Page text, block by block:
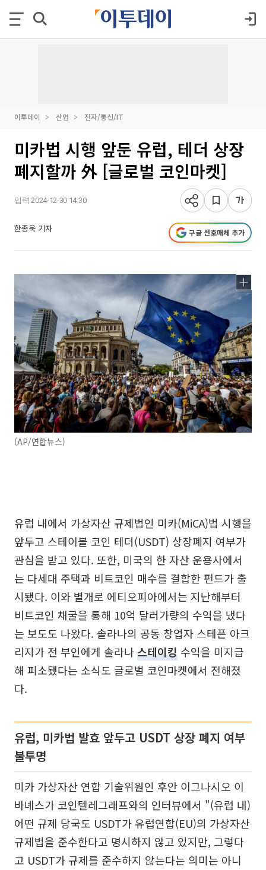
이투데이 산업 전자/통신/IT
미카법 시행 앞둔 유럽, 테더 상장
폐지할까 外 [글로벌 코인마켓]
입력 2024-12-30 14:30
한종욱 기자 구글 선호매체 추가
(AP/연합뉴스)
유럽 내에서 가상자산 규제법인 미카(MiCA)법 시행을
앞두고 스테이블 코인 테더(USDT) 상장폐지 여부가
관심을 받고 있다. 또한, 미국의 한 자산 운용사에서
는 다세대 주택과 비트코인 매수를 결합한 펀드가 출
시됐다. 이와 별개로 에티오피아에서는 지난해부터
비트코인 채굴을 통해 10억 달러가량의 수익을 냈다
는 보도도 나왔다. 솔라나의 공동 창업자 스테픈 아크
리지가 전 부인에게 솔라나스테이킹 수익을 미지급
해 피소됐다는 소식도 글로벌 코인마켓에서 전해졌
다.
유럽, 미카법 발효 앞두고 USDT 상장 폐지 여부
불투명
미카 가상자산 연합 기술위원인 후안 이그나시오 이
바녜스가 코인텔레그래프와의 인터뷰에서 "(유럽 내)
어떤 규제 당국도 USDT가 유럽연합(EU)의 가상자산
규제법을 준수한다고 명시하지 않고 있지만, 그렇다
고 USDT가 규제를 준수하지 않는다는 의미는 아니